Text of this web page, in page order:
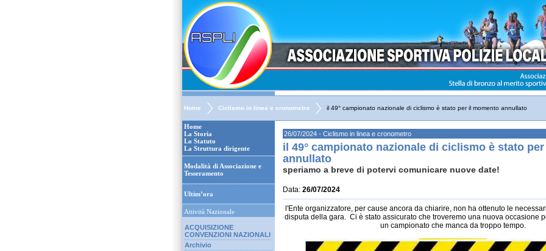
Home Ciclismo in linea e cronometro il 49° campionato nazionale di ciclismo è stato per il momento annullato
Home
La Storia
Lo Statuto
La Struttura dirigente
Modalità di Associazione e
Tesseramento
Ultim’ora
Attività Nazionale
ACQUISIZIONE
CONVENZIONI NAZIONALI
Archivio
26/07/2024 - Ciclismo in linea e cronometro
il 49° campionato nazionale di ciclismo è stato
annullato
speriamo a breve di potervi comunicare nuove date!
Data: 26/07/2024
l'Ente organizzatore, per cause ancora da chiarire, non ha ottenuto le
disputa della gara. Ci è stato assicurato che troveremo una nuova occasione
un campionato che manca da troppo tempo.